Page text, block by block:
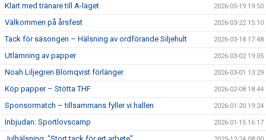
Klart med tränare till A-laget 2026-05-19 19:50
Välkommen på årsfest 2026-03-22 15:10
Tack för säsongen – Hälsning av ordförande Siljehult 2026-03-18 17:48
Utlämning av papper 2026-03-02 19:05
Noah Liljegren Blomqvist förlänger 2026-03-01 13:29
Köp papper – Stötta THF 2026-02-08 18:44
Sponsormatch – tillsammans fyller vi hallen 2026-01-20 19:24
Inbjudan: Sportlovscamp 2026-01-15 16:17